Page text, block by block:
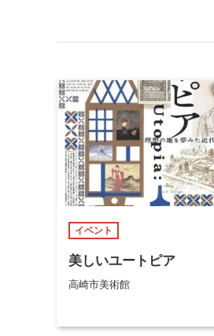
イベント
美しいユートピア
高崎市美術館